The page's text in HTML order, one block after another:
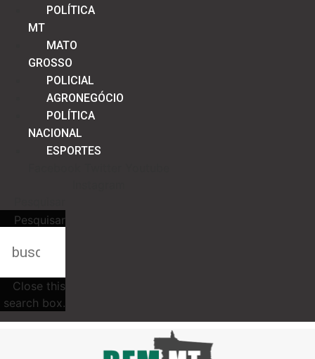
POLÍTICA
MT
MATO
GROSSO
POLICIAL
AGRONEGÓCIO
POLÍTICA
NACIONAL
ESPORTES
Pesquisar
Close this
search box.